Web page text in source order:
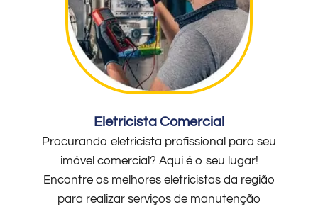
Eletricista Comercial
Procurando eletricista profissional para seu
imóvel comercial? Aqui é o seu lugar!
Encontre os melhores eletricistas da região
para realizar serviços de manutenção